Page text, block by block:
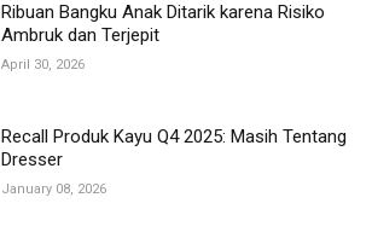
Ribuan Bangku Anak Ditarik karena Risiko
Ambruk dan Terjepit
April 30, 2026
Recall Produk Kayu Q4 2025: Masih Tentang
Dresser
January 08, 2026